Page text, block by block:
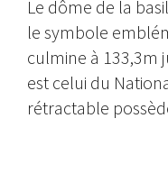
Le dôme de la
le symbole
culmine à 133,3m
est celui du
rétractable